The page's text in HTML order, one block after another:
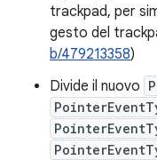
trackpad, per
gesto del
b/479213358)
Divide il nuovo